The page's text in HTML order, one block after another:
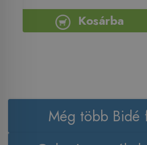
Kosárba
Még több Bidé